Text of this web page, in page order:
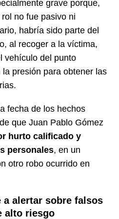
grave porque,
no fue pasivo ni
habría sido parte del
al recoger a la víctima,
vehículo del punto
presión para obtener las
fecha de los hechos
que Juan Pablo Gómez
hurto calificado y
personales, en un
otro robo ocurrido en
a alertar sobre falsos
alto riesgo